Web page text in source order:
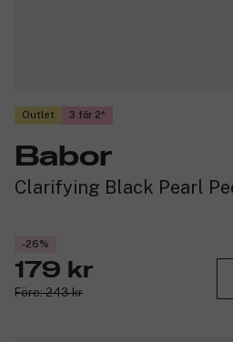
Outlet 3 för 2
Babor
Clarifying Black Pearl
-26%
179 kr
Före: 243 kr